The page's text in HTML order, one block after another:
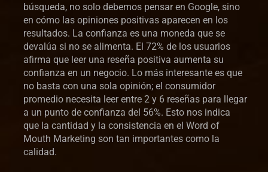
búsqueda, no solo debemos pensar en Google, sino
en cómo las opiniones positivas aparecen en los
resultados. La confianza es una moneda que se
devalúa si no se alimenta. El 72% de los usuarios
afirma que leer una reseña positiva aumenta su
confianza en un negocio. Lo más interesante es que
no basta con una sola opinión; el consumidor
promedio necesita leer entre 2 y 6 reseñas para llegar
a un punto de confianza del 56%. Esto nos indica
que la cantidad y la consistencia en el Word of
Mouth Marketing son tan importantes como la
calidad.